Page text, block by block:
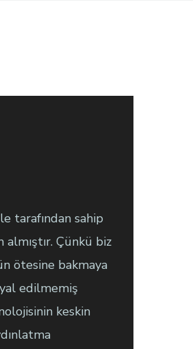
tarafından sahip
Çünkü biz
ötesine bakmaya
edilmemiş
keskin